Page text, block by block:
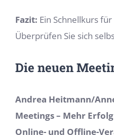
Fazit: Ein Schnellkurs
Überprüfen Sie sich
Die neuen
Andrea Heitmann/
Meetings – Mehr
Online- und Offline-